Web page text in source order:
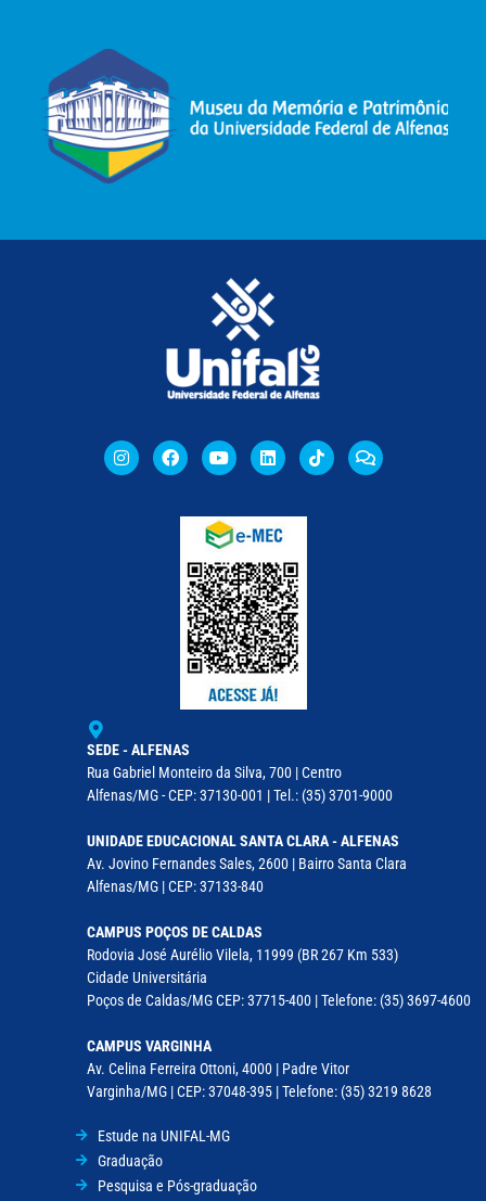
SEDE - ALFENAS
Rua Gabriel Monteiro da Silva, 700 | Centro
Alfenas/MG - CEP: 37130-001 | Tel.: (35) 3701-9000
UNIDADE EDUCACIONAL SANTA CLARA - ALFENAS
Av. Jovino Fernandes Sales, 2600 | Bairro Santa Clara
Alfenas/MG | CEP: 37133-840
CAMPUS POÇOS DE CALDAS
Rodovia José Aurélio Vilela, 11999 (BR 267 Km 533)
Cidade Universitária
Poços de Caldas/MG CEP: 37715-400 | Telefone: (35) 3697-4600
CAMPUS VARGINHA
Av. Celina Ferreira Ottoni, 4000 | Padre Vitor
Varginha/MG | CEP: 37048-395 | Telefone: (35) 3219 8628
Estude na UNIFAL-MG
Graduação
Pesquisa e Pós-graduação